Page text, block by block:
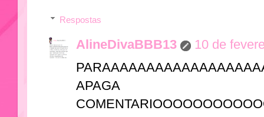
Respostas
AlineDivaBBB13
10 de
APAGA